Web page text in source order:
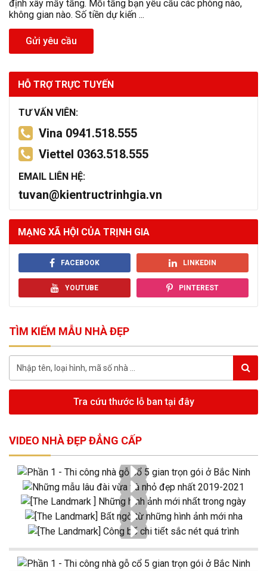
định xây mấy tầng. Mỗi tầng bạn yêu cầu các phòng nào,
không gian nào. Số tiền dự kiến ...
Gửi yêu cầu
HỖ TRỢ TRỰC TUYẾN
TƯ VẤN VIÊN:
Vina 0941.518.555
Viettel 0363.518.555
EMAIL LIÊN HỆ:
tuvan@kientructrinhgia.vn
MẠNG XÃ HỘI CỦA TRỊNH GIA
FACEBOOK LINKEDIN
YOUTUBE PINTEREST
TÌM KIẾM MẪU NHÀ ĐẸP
Tra cứu thước lỗ ban tại đây
VIDEO NHÀ ĐẸP ĐẲNG CẤP